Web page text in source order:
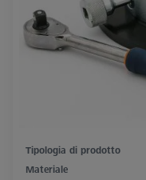
Tipologia di prodotto
Materiale